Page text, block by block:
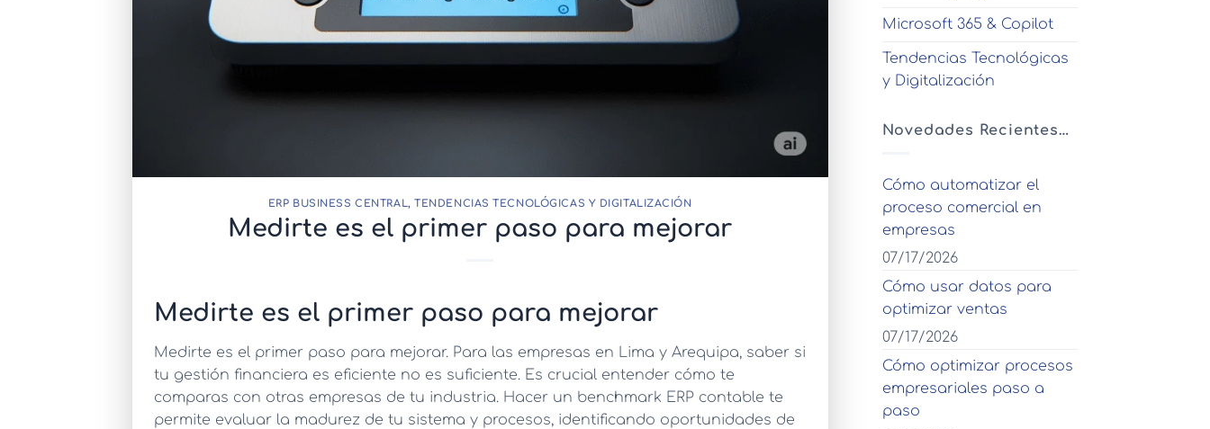
ERP BUSINESS CENTRAL,TENDENCIAS TECNOLÓGICAS Y DIGITALIZACIÓN
Medirte es el primer paso para mejorar
Medirte es el primer paso para mejorar
Medirte es el primer paso para mejorar. Para las empresas en Lima y Arequipa, saber si
tu gestión financiera es eficiente no es suficiente. Es crucial entender cómo te
comparas con otras empresas de tu industria. Hacer un benchmark ERP contable te
permite evaluar la madurez de tu sistema y procesos, identificando oportunidades de
Microsoft 365 & Copilot
Tendencias Tecnológicas
y Digitalización
Novedades Recientes…
Cómo automatizar el
proceso comercial en
empresas
07/17/2026
Cómo usar datos para
optimizar ventas
07/17/2026
Cómo optimizar procesos
empresariales paso a
paso